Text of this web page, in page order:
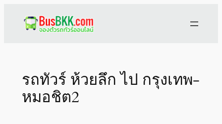
รถทัวร์ ห้วยลึก ไป กรุงเทพ-
หมอชิต2